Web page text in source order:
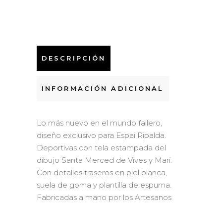
DESCRIPCIÓN
INFORMACIÓN ADICIONAL
Lo más nuevo en el mundo fallero,
diseño exclusivo para Espai Ripalda.
Deportivas con tela estampada del
dibujo Santa Merced de Vives y Marí.
Con detalles traseros en piel blanca,
suela de goma y plantilla de espuma.
Fabricadas a mano por los Artesanos